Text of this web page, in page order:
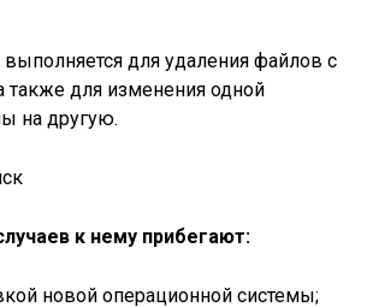
для удаления файлов с
также для изменения одной
на другую.
к нему прибегают:
новой операционной системы;